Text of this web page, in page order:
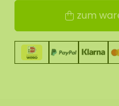
zum